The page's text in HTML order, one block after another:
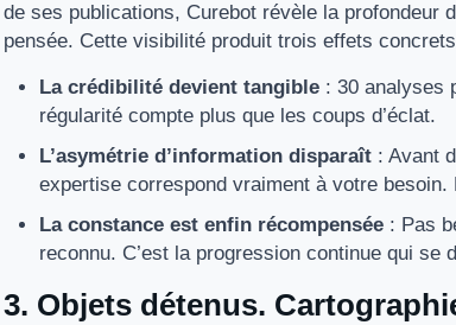
de ses publications, Curebot révèle la profondeur
pensée. Cette visibilité produit trois effets
La crédibilité devient tangible : 30 analyses
régularité compte plus que les coups d’éclat.
L’asymétrie d’information disparaît : Avant
expertise correspond vraiment à votre besoin.
La constance est enfin récompensée : Pas
reconnu. C’est la progression continue qui se
3. Objets détenus.